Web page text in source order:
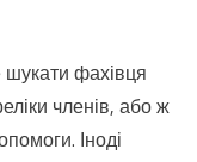
фахівця
членів, або ж
Іноді